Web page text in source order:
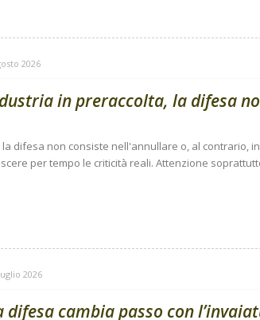
2026
in preraccolta, la difesa
difesa non consiste nell'annullare o, al contrario,
per tempo le criticità reali. Attenzione
2026
difesa cambia passo con